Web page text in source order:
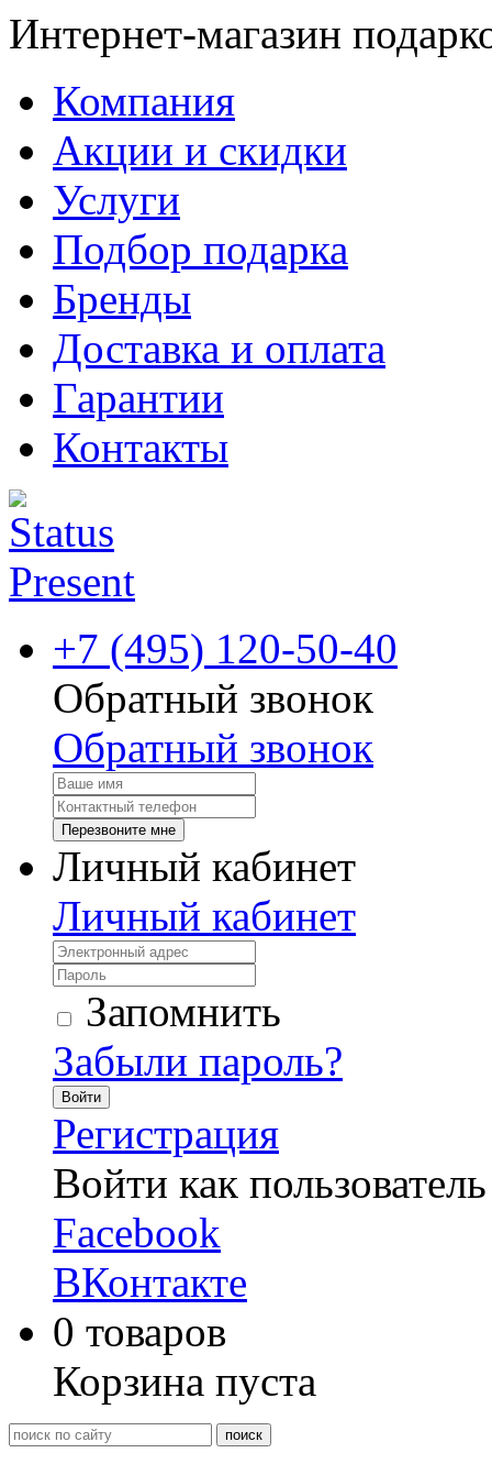
Интернет-магазин
Компания
Акции и скидки
Услуги
Подбор подарка
Бренды
Доставка и оплата
Гарантии
Контакты
+7 (495) 120-50-40
Обратный звонок
Обратный звонок
Перезвоните мне
Личный кабинет
Личный кабинет
Запомнить
Забыли пароль?
Войти
Регистрация
Войти как пользователь
Facebook
ВКонтакте
0 товаров
Корзина пуста